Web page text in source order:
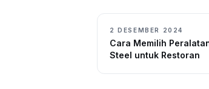
2 DESEMBER 2024
Cara Memilih
Steel untuk Restoran